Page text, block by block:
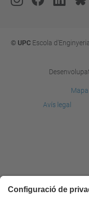
© UPCEscola
Avís legal